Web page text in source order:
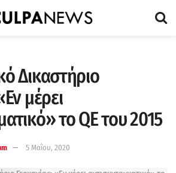
Δικαστήριο
μέρει
το QE του 2015
5 Μαΐου, 2020